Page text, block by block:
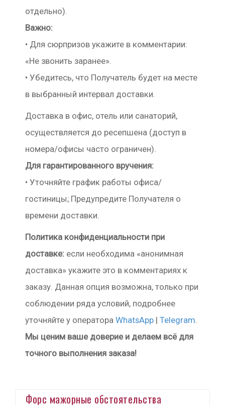
отдельно).
Важно:
• Для сюрпризов укажите в комментарии:
«Не звонить заранее».
• Убедитесь, что Получатель будет на месте
в выбранный интервал доставки.
Доставка в офис, отель или санаторий,
осуществляется до ресепшена (доступ в
номера/офисы часто ограничен).
Для гарантированного вручения:
• Уточняйте график работы офиса/
гостиницы; Предупредите Получателя о
времени доставки.
Политика конфиденциальности при
доставке: если необходима «анонимная
доставка» укажите это в комментариях к
заказу. Данная опция возможна, только при
соблюдении ряда условий, подробнее
уточняйте у оператора WhatsApp | Telegram.
Мы ценим ваше доверие и делаем всё для
точного выполнения заказа!
Форс мажорные обстоятельства